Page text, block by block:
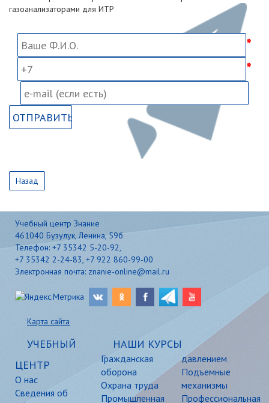
газоанализаторами для ИТР
Назад
Учебный центр Знание
461040 Бузулук, Ленина, 59б
Телефон: +7 35342 5-20-92,
+7 35342 2-24-83, +7 922 860-99-00
Электронная почта: znanie-online@mail.ru
Карта сайта
УЧЕБНЫЙ
ЦЕНТР
О нас
Сведения об
НАШИ КУРСЫ
Гражданская
оборона
Охрана труда
Промышленная
давлением
Подъемные
механизмы
Профессиональная